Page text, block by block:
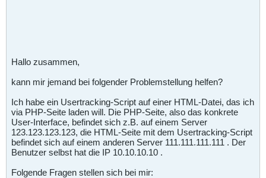
Hallo zusammen,
kann mir jemand bei folgender Problemstellung helfen?
Ich habe ein Usertracking-Script auf einer HTML-Datei, das ich
via PHP-Seite laden will. Die PHP-Seite, also das konkrete
User-Interface, befindet sich z.B. auf einem Server
123.123.123.123, die HTML-Seite mit dem Usertracking-Script
befindet sich auf einem anderen Server 111.111.111.111 . Der
Benutzer selbst hat die IP 10.10.10.10 .
Folgende Fragen stellen sich bei mir: